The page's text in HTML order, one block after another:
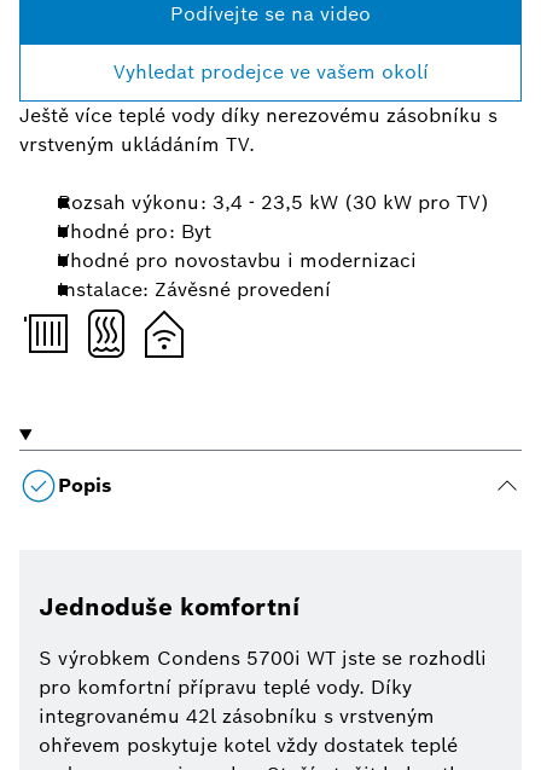
Podívejte se na video
Vyhledat prodejce ve vašem okolí
Ještě více teplé vody díky nerezovému zásobníku s
vrstveným ukládáním TV.
Rozsah výkonu: 3,4 - 23,5 kW (30 kW pro TV)
Vhodné pro: Byt
Vhodné pro novostavbu i modernizaci
Instalace: Závěsné provedení
Popis
Jednoduše komfortní
S výrobkem Condens 5700i WT jste se rozhodli
pro komfortní přípravu teplé vody. Díky
integrovanému 42l zásobníku s vrstveným
ohřevem poskytuje kotel vždy dostatek teplé